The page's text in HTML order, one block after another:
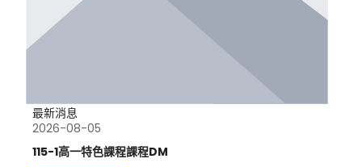
最新消息
2026-08-05
115-1高一特色課程課程DM